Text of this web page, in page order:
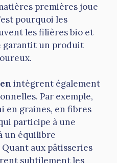
premières joue
pourquoi les
les filières bio et
garantit un produit
intègrent également
Par exemple,
en graines, en fibres
participe à une
un équilibre
aux pâtisseries
subtilement les